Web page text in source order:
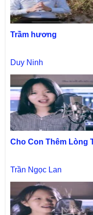
Trầm hương
Duy Ninh
Cho Con Thêm Lòng
Trần Ngọc Lan